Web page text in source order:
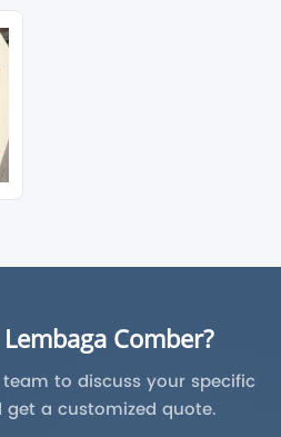
Comber?
to discuss your specific
a customized quote.